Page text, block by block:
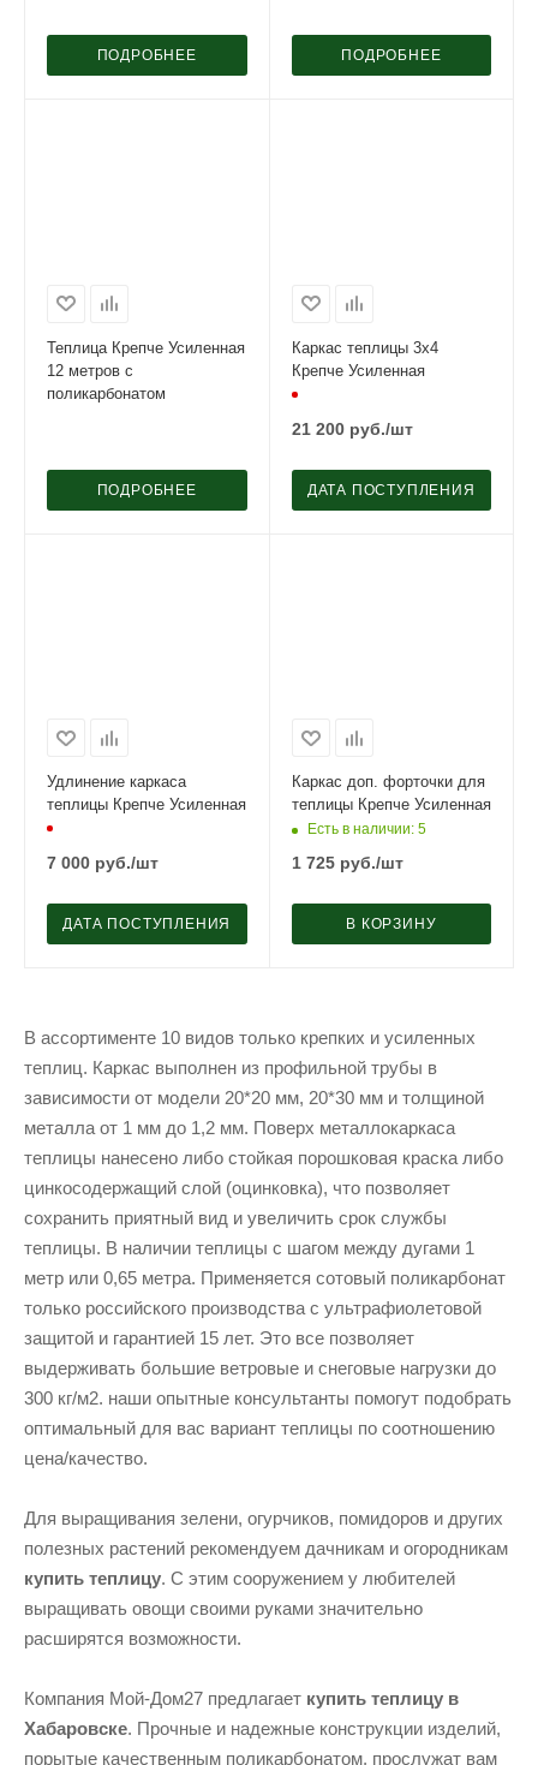
ПОДРОБНЕЕ ПОДРОБНЕЕ
Теплица Крепче Усиленная
12 метров с
поликарбонатом
ПОДРОБНЕЕ
Каркас теплицы 3х4
Крепче Усиленная
21 200руб./шт
ДАТА ПОСТУПЛЕНИЯ
Удлинение каркаса
теплицы Крепче Усиленная
7 000 руб./шт
ДАТА ПОСТУПЛЕНИЯ
Каркас доп. форточки для
теплицы Крепче Усиленная
Есть в наличии: 5
1 725руб./шт
В КОРЗИНУ
В ассортименте 10 видов только крепких и усиленных
теплиц. Каркас выполнен из профильной трубы в
зависимости от модели 20*20 мм, 20*30 мм и толщиной
металла от 1 мм до 1,2 мм. Поверх металлокаркаса
теплицы нанесено либо стойкая порошковая краска либо
цинкосодержащий слой (оцинковка), что позволяет
сохранить приятный вид и увеличить срок службы
теплицы. В наличии теплицы с шагом между дугами 1
метр или 0,65 метра. Применяется сотовый поликарбонат
только российского производства с ультрафиолетовой
защитой и гарантией 15 лет. Это все позволяет
выдерживать большие ветровые и снеговые нагрузки до
300 кг/м2. наши опытные консультанты помогут подобрать
оптимальный для вас вариант теплицы по соотношению
цена/качество.
Для выращивания зелени, огурчиков, помидоров и других
полезных растений рекомендуем дачникам и огородникам
купить теплицу. С этим сооружением у любителей
выращивать овощи своими руками значительно
расширятся возможности.
Компания Мой-Дом27 предлагает купить теплицу в
Хабаровске. Прочные и надежные конструкции изделий,
порытые качественным поликарбонатом, прослужат вам